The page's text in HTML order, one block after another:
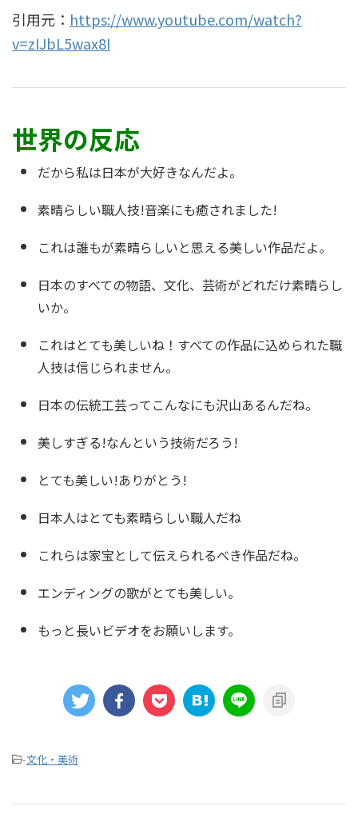
引用元： https://www.youtube.com/watch?
v=zIJbL5wax8I
世界の反応
だから私は日本が大好きなんだよ。
素晴らしい職人技!音楽にも癒されました!
これは誰もが素晴らしいと思える美しい作品だよ。
日本のすべての物語、文化、芸術がどれだけ素晴らし
いか。
これはとても美しいね！すべての作品に込められた職
人技は信じられません。
日本の伝統工芸ってこんなにも沢山あるんだね。
美しすぎる!なんという技術だろう!
とても美しい!ありがとう!
日本人はとても素晴らしい職人だね
これらは家宝として伝えられるべき作品だね。
エンディングの歌がとても美しい。
もっと長いビデオをお願いします。
-文化・美術